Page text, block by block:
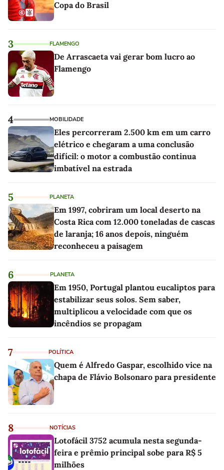
Copa do Brasil
3 FLAMENGO
De Arrascaeta vai gerar bom lucro ao
Flamengo
4 MOBILIDADE
Eles percorreram 2.500 km em um carro
elétrico e chegaram a uma conclusão
difícil: o motor a combustão continua
imbatível na estrada
5 PLANETA
Em 1997, cobriram um local deserto na
Costa Rica com 12.000 toneladas de cascas
de laranja; 16 anos depois, ninguém
reconheceu a paisagem
6 PLANETA
Em 1950, Portugal plantou eucaliptos para
estabilizar seus solos. Sem saber,
multiplicou a velocidade com que os
incêndios se propagam
7 POLÍTICA
Quem é Alfredo Gaspar, escolhido vice na
chapa de Flávio Bolsonaro para presidente
8 NOTÍCIAS
Lotofácil 3752 acumula nesta segunda-
feira e prêmio principal sobe para R$ 5
milhões